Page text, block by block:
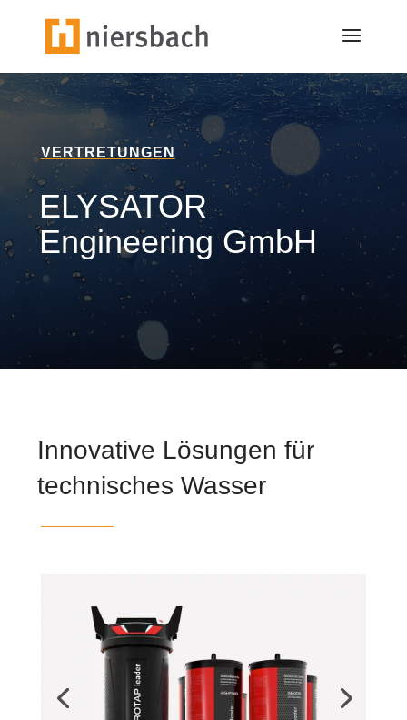
VERTRETUNGEN
ELYSATOR
Engineering GmbH
Innovative Lösungen für
technisches Wasser